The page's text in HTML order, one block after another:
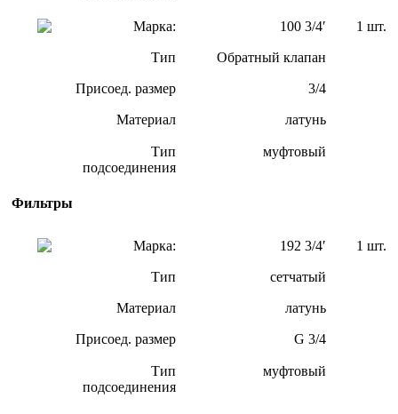
Марка: 100 3/4′ 1 шт.
Тип Обратный клапан
Присоед. размер 3/4
Материал латунь
Тип
подсоединения
муфтовый
Фильтры
Марка: 192 3/4′ 1 шт.
Тип сетчатый
Материал латунь
Присоед. размер G 3/4
Тип
подсоединения
муфтовый